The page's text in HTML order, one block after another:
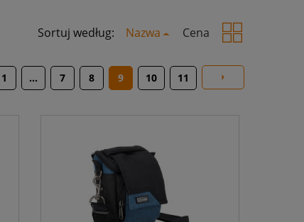
Sortuj według: Nazwa Cena
1 ... 7 8 9 10 11